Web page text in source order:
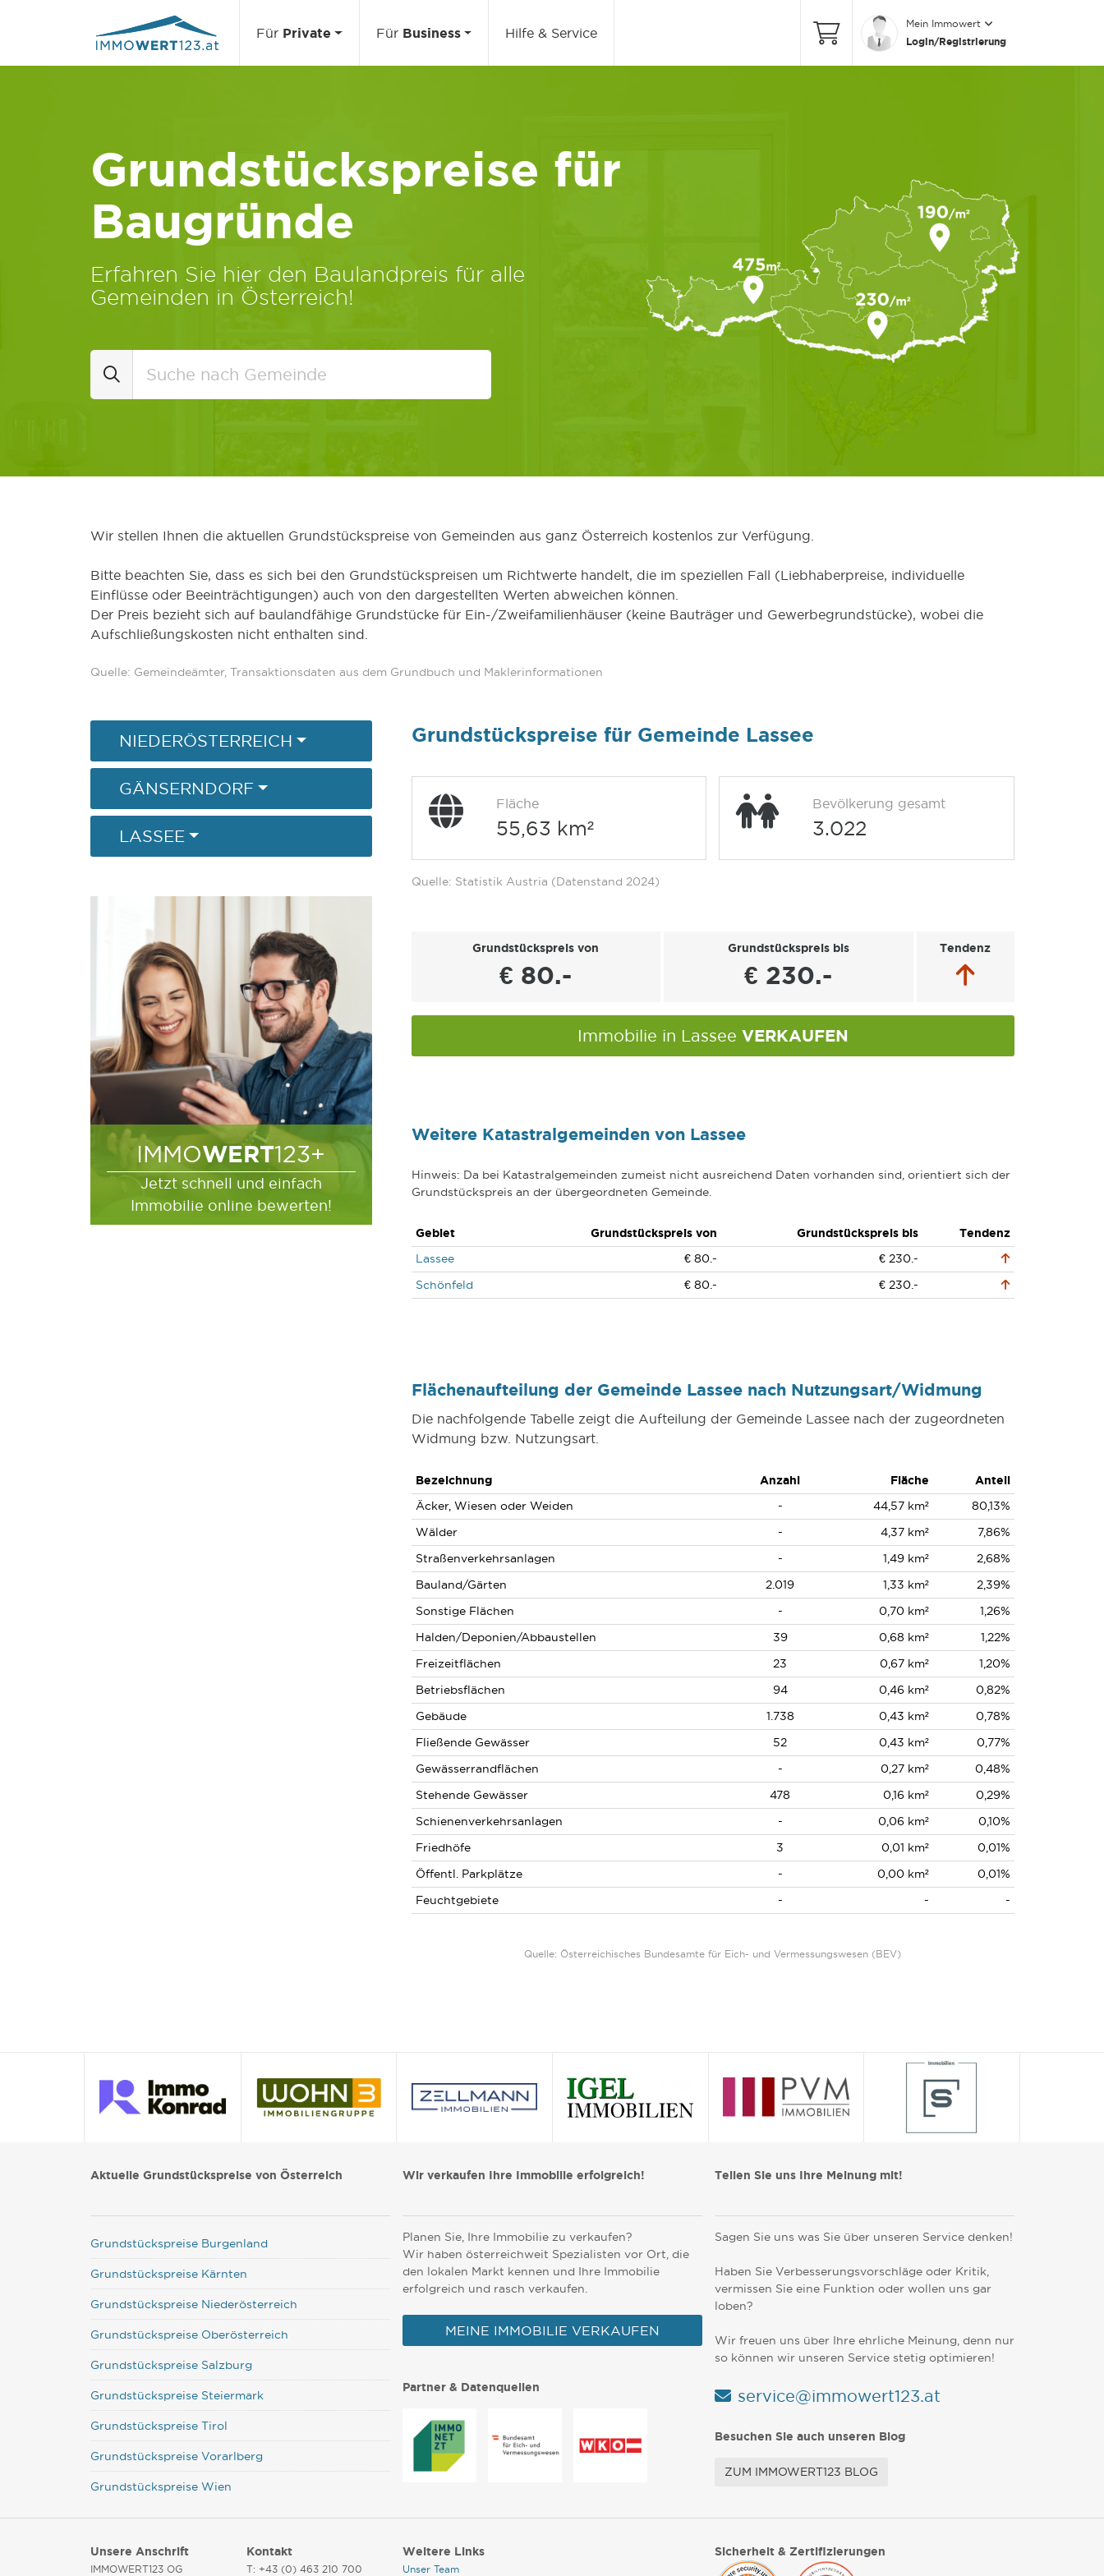
Für Private Für Business Hilfe & Service
Mein Immowert
Login/Registrierung
Grundstückspreise für
Baugründe
Erfahren Sie hier den Baulandpreis für alle
Gemeinden in Österreich!
Wir stellen Ihnen die aktuellen Grundstückspreise von Gemeinden aus ganz Österreich kostenlos zur Verfügung.
Bitte beachten Sie, dass es sich bei den Grundstückspreisen um Richtwerte handelt, die im speziellen Fall (Liebhaberpreise, individuelle
Einflüsse oder Beeinträchtigungen) auch von den dargestellten Werten abweichen können.
Der Preis bezieht sich auf baulandfähige Grundstücke für Ein-/Zweifamilienhäuser (keine Bauträger und Gewerbegrundstücke), wobei die
Aufschließungskosten nicht enthalten sind.
Quelle: Gemeindeämter, Transaktionsdaten aus dem Grundbuch und Maklerinformationen
NIEDERÖSTERREICH
GÄNSERNDORF
LASSEE
IMMOWERT123+
Jetzt schnell und einfach
Immobilie online bewerten!
Grundstückspreise für Gemeinde Lassee
Fläche
55,63 km²
Bevölkerung gesamt
3.022
Quelle: Statistik Austria (Datenstand 2024)
Grundstückspreis von
€ 80.-
Grundstückspreis bis
€ 230.-
Tendenz
Immobilie in Lassee VERKAUFEN
Weitere Katastralgemeinden von Lassee
Hinweis: Da bei Katastralgemeinden zumeist nicht ausreichend Daten vorhanden sind, orientiert sich der
Grundstückspreis an der übergeordneten Gemeinde.
Gebiet Grundstückspreis von Grundstückspreis bis
Tendenz
Lassee
€ 80.-
€ 230.-
Schönfeld
€ 80.- € 230.-
Flächenaufteilung der Gemeinde Lassee nach Nutzungsart/Widmung
Die nachfolgende Tabelle zeigt die Aufteilung der Gemeinde Lassee nach der zugeordneten
Widmung bzw. Nutzungsart.
Bezeichnung Anzahl Fläche
Anteil
Äcker, Wiesen oder Weiden
- 44,57 km²
80,13%
Wälder
- 4,37 km²
7,86%
Straßenverkehrsanlagen
- 1,49 km²
2,68%
Bauland/Gärten
2.019 1,33 km²
2,39%
Sonstige Flächen
- 0,70 km²
1,26%
Halden/Deponien/Abbaustellen
39 0,68 km²
1,22%
Freizeitflächen
23 0,67 km²
1,20%
Betriebsflächen
94 0,46 km²
0,82%
Gebäude
1.738 0,43 km²
0,78%
Fließende Gewässer
52 0,43 km²
0,77%
Gewässerrandflächen
- 0,27 km²
0,48%
Stehende Gewässer
478 0,16 km²
0,29%
Schienenverkehrsanlagen
- 0,06 km²
0,10%
Friedhöfe
3 0,01 km²
0,01%
Öffentl. Parkplätze
- 0,00 km²
0,01%
Feuchtgebiete
- - -
Quelle: Österreichisches Bundesamte für Eich- und Vermessungswesen (BEV)
Aktuelle Grundstückspreise von Österreich
Grundstückspreise Burgenland
Grundstückspreise Kärnten
Grundstückspreise Niederösterreich
Grundstückspreise Oberösterreich
Grundstückspreise Salzburg
Grundstückspreise Steiermark
Grundstückspreise Tirol
Grundstückspreise Vorarlberg
Grundstückspreise Wien
Wir verkaufen Ihre Immobilie erfolgreich!
Planen Sie, Ihre Immobilie zu verkaufen?
Wir haben österreichweit Spezialisten vor Ort, die
den lokalen Markt kennen und Ihre Immobilie
erfolgreich und rasch verkaufen.
MEINE IMMOBILIE VERKAUFEN
Partner & Datenquellen
Teilen Sie uns Ihre Meinung mit!
Sagen Sie uns was Sie über unseren Service denken!
Haben Sie Verbesserungsvorschläge oder Kritik,
vermissen Sie eine Funktion oder wollen uns gar
loben?
Wir freuen uns über Ihre ehrliche Meinung, denn nur
so können wir unseren Service stetig optimieren!
service@immowert123.at
Besuchen Sie auch unseren Blog
ZUM IMMOWERT123 BLOG
Unsere Anschrift
IMMOWERT123 OG
Kontakt
T: +43 (0) 463 210 700
Weitere Links
Unser Team
Sicherheit & Zertifizierungen